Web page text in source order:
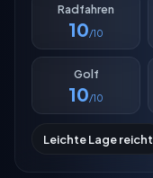
Radfahren
10/10
Golf
10/10
Leichte Lage reicht